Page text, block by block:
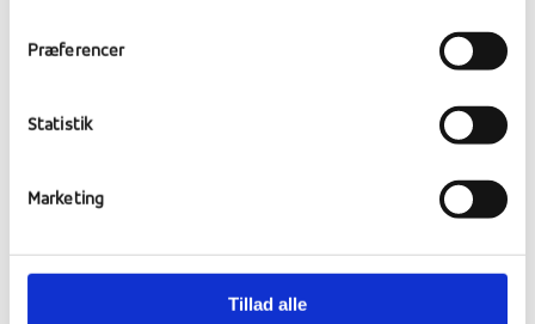
Præferencer
Statistik
Marketing
Tillad alle
konkurrencer i støvlekast, halmballestabling,
selvfølgelig også en rodeotyr klar til dem,
anledning af høstfesten.